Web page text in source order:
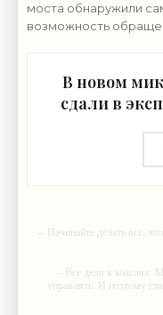
моста обнаружили
возможность
В новом
сдали в
-- Начинайте делать все,
-- Все дело в мыслях.
управлять. И поэтому